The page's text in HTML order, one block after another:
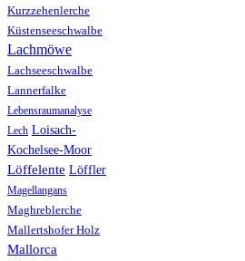
Kurzzehenlerche
Küstenseeschwalbe
Lachmöwe
Lachseeschwalbe
Lannerfalke
Lebensraumanalyse
Lech Loisach-
Kochelsee-Moor
Löffelente Löffler
Magellangans
Maghreblerche
Mallertshofer Holz
Mallorca